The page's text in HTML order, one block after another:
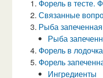
Форель в тесте.
Связанные
Рыба
Рыба
Форель в
Форель
Ингредиенты